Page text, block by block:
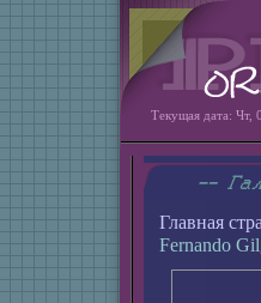
Текущая дата: Чт,
Главная
Fernando